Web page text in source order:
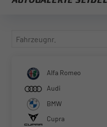
Fahrzeugnr.
Alfa Romeo
Audi
BMW
Cupra